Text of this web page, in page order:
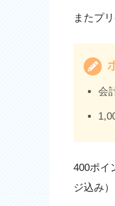
またプ
会
400ポイ
ジ込み）